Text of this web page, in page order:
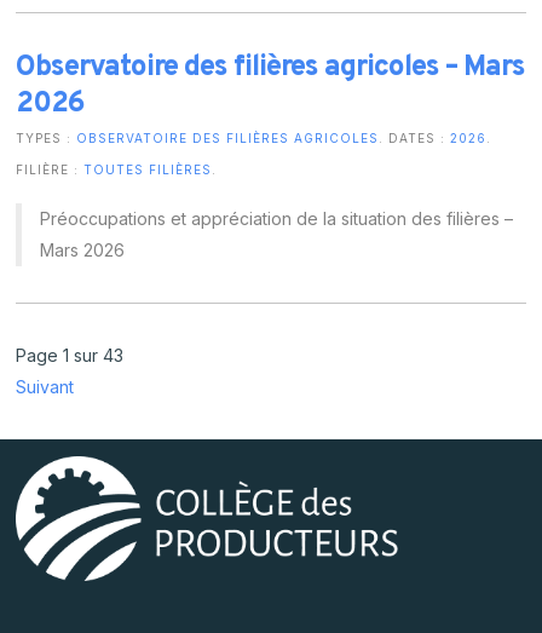
Observatoire des filières agricoles – Mars
2026
TYPES : OBSERVATOIRE DES FILIÈRES AGRICOLES . DATES :2026
FILIÈRE :TOUTES FILIÈRES
Préoccupations et appréciation de la situation des filières –
Mars 2026
Page 1 sur 43
Suivant